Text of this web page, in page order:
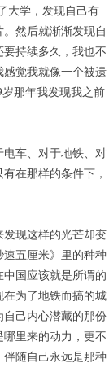
大学，发现自己有
然后就渐渐发现自
持续多久，我也不
觉我就像一个被遗
那年我发现我之前
车、对于地铁、对
在那样的条件下，
现这样的光芒却变
五厘米》里的种种
国应该就是所谓的
为了地铁而搞的城
己内心潜藏的那份
里来的动力，更不
随自己永远是那种